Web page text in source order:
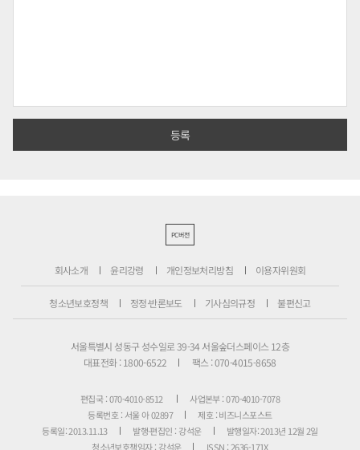
PC버전
회사소개 윤리강령 개인정보처리방침 이용자위원회
청소년보호정책 정정·반론보도 기사심의규정 불편신고
서울특별시 성동구 성수일로 39-34 서울숲더스페이스 12층
대표전화 : 1800-6522
팩스 : 070-4015-8658
편집국 : 070-4010-8512
사업본부 : 070-4010-7078
등록번호 : 서울 아 02897
제호 : 비즈니스포스트
등록일: 2013.11.13
발행·편집인 : 강석운
발행일자: 2013년 12월 2일
청소년보호책임자 : 강석운
ISSN : 2636-171X